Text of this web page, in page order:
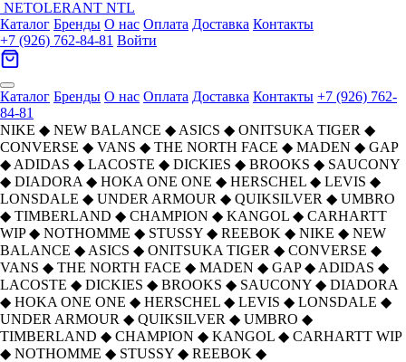
NETOLERANT NTL
Каталог Бренды О нас Оплата Доставка Контакты
+7 (926) 762-84-81 Войти
Каталог Бренды О нас Оплата Доставка Контакты +7 (926) 762-
84-81
NIKE ◆ NEW BALANCE ◆ ASICS ◆ ONITSUKA TIGER ◆
CONVERSE ◆ VANS ◆ THE NORTH FACE ◆ MADEN ◆ GAP
◆ ADIDAS ◆ LACOSTE ◆ DICKIES ◆ BROOKS ◆ SAUCONY
◆ DIADORA ◆ HOKA ONE ONE ◆ HERSCHEL ◆ LEVIS ◆
LONSDALE ◆ UNDER ARMOUR ◆ QUIKSILVER ◆ UMBRO
◆ TIMBERLAND ◆ CHAMPION ◆ KANGOL ◆ CARHARTT
WIP ◆ NOTHOMME ◆ STUSSY ◆ REEBOK ◆ NIKE ◆ NEW
BALANCE ◆ ASICS ◆ ONITSUKA TIGER ◆ CONVERSE ◆
VANS ◆ THE NORTH FACE ◆ MADEN ◆ GAP ◆ ADIDAS ◆
LACOSTE ◆ DICKIES ◆ BROOKS ◆ SAUCONY ◆ DIADORA
◆ HOKA ONE ONE ◆ HERSCHEL ◆ LEVIS ◆ LONSDALE ◆
UNDER ARMOUR ◆ QUIKSILVER ◆ UMBRO ◆
TIMBERLAND ◆ CHAMPION ◆ KANGOL ◆ CARHARTT WIP
◆ NOTHOMME ◆ STUSSY ◆ REEBOK ◆